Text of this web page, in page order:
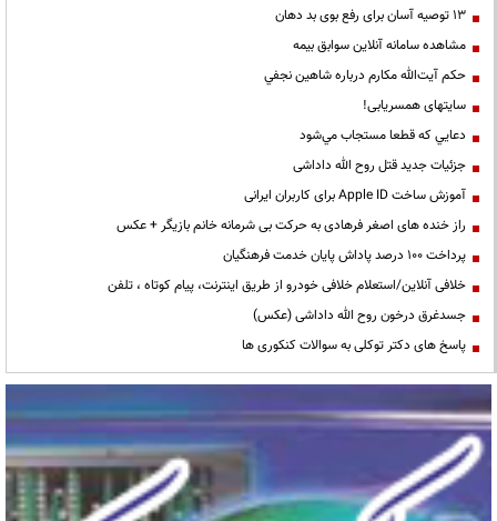
13 توصیه آسان برای رفع بوی بد دهان
مشاهده سامانه آنلاين سوابق بیمه
حكم آيت‌الله مكارم درباره شاهين نجفي
سایتهای همسریابی!
دعايي كه قطعا مستجاب مي‌شود
جزئیات جدید قتل روح الله داداشی
آموزش ساخت Apple ID برای کاربران ایرانی
راز خنده های اصغر فرهادی به حرکت بی شرمانه خانم بازیگر + عکس
پرداخت ۱۰۰ درصد پاداش پایان خدمت فرهنگیان
خلافی آنلاین/استعلام خلافی خودرو از طریق اینترنت، پیام کوتاه ، تلفن
جسدغرق درخون روح الله داداشی (عکس)
پاسخ های دکتر توکلی به سوالات کنکوری ها